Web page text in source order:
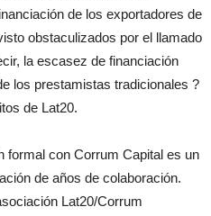
de los exportadores de
obstaculizados por el llamado
la escasez de financiación
los prestamistas tradicionales ?
de Lat20.
formal con Corrum Capital es un
de años de colaboración.
Lat20/Corrum